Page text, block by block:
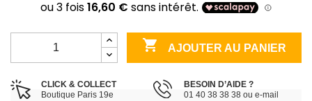
 AJOUTER AU PANIER
CLICK & COLLECT
Boutique Paris 19e
BESOIN D’AIDE ?
01 40 38 38 38 ou e-mail